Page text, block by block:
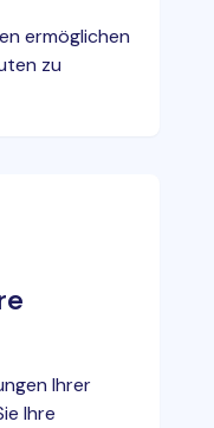
ermöglichen
zu
Ihrer
Ihre